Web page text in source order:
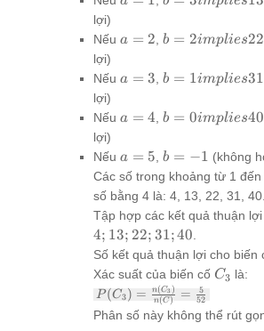
2,
3,
4,
5}
1,
...,
9}
13
lợi)
Nếu a=2
a = 2 ,b=2
22
b = 2implies22
lợi)
Nếu a=3
a = 3 ,b=1
31
b = 1implies31
lợi)
Nếu a=4
a = 4 ,b=0
40
b = 0implies40
lợi)
Nếu a=5
a = 5 ,b=-1
b = −1 (không
Các số trong khoảng từ 1
số bằng 4 là: 4, 13, 22, 31, 40.
Tập hợp các kết quả thuận
4; 13; 22; 31;40
Số kết quả thuận lợi cho biến
Xác suất của biến cố C_3
C3 là:
P(C_3) =
\frac{n(C_3)}
{n(C)} =
P (C3) = n(C)
n(C3) = 52
5
Phân số này không thể rút